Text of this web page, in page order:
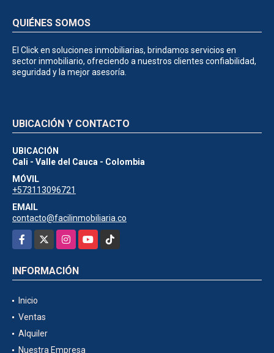
QUIÉNES SOMOS
El Click en soluciones inmobiliarias, brindamos servicios en
sector inmobiliario, ofreciendo a nuestros clientes confiabilidad,
seguridad y la mejor asesoría.
UBICACIÓN Y CONTACTO
UBICACIÓN
Cali - Valle del Cauca - Colombia
MÓVIL
+573113096721
EMAIL
contacto@facilinmobiliaria.co
Facebook
InstagramYouTubeTikTok
INFORMACIÓN
Inicio
Ventas
Alquiler
Nuestra Empresa